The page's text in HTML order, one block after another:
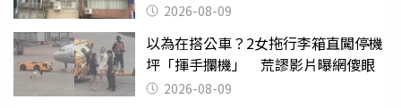
2026-08-09
以為在搭公車？2女拖行李箱直闖停機
坪「揮手攔機」 荒謬影片曝網傻眼
2026-08-09